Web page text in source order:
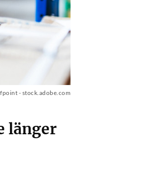
- stock.adobe.com
länger